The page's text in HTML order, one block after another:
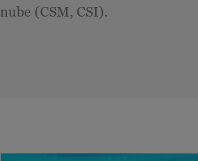
nube (CSM, CSI).